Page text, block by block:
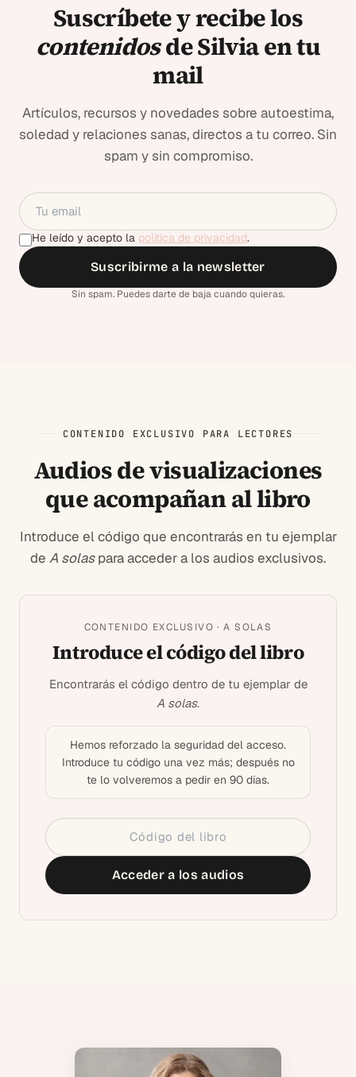
Suscríbete y recibe los
contenidosde Silvia en tu
mail
Artículos, recursos y novedades sobre autoestima,
soledad y relaciones sanas, directos a tu correo. Sin
spam y sin compromiso.
He leído y acepto la política de privacidad.
Suscribirme a la newsletter
Sin spam. Puedes darte de baja cuando quieras.
CONTENIDO EXCLUSIVO PARA LECTORES
Audios de visualizaciones
que acompañan al libro
Introduce el código que encontrarás en tu ejemplar
de A solaspara acceder a los audios exclusivos.
CONTENIDO EXCLUSIVO · A SOLAS
Introduce el código del libro
Encontrarás el código dentro de tu ejemplar de
A solas.
Hemos reforzado la seguridad del acceso.
Introduce tu código una vez más; después no
te lo volveremos a pedir en 90 días.
Acceder a los audios